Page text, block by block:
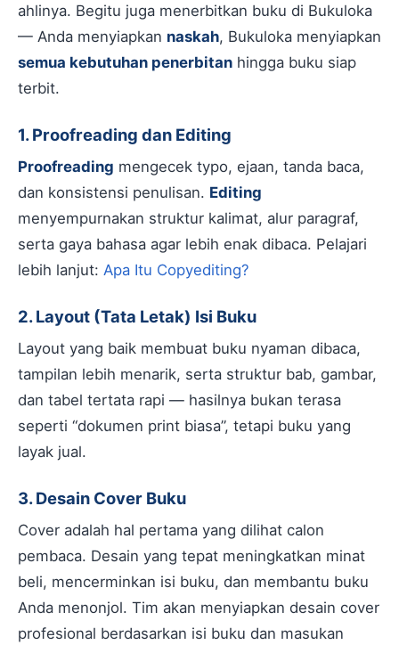
ahlinya. Begitu juga menerbitkan buku di Bukuloka
— Anda menyiapkan naskah, Bukuloka menyiapkan
semua kebutuhan penerbitan hingga buku siap
terbit.
1. Proofreading dan Editing
Proofreading mengecek typo, ejaan, tanda baca,
dan konsistensi penulisan. Editing
menyempurnakan struktur kalimat, alur paragraf,
serta gaya bahasa agar lebih enak dibaca. Pelajari
lebih lanjut: Apa Itu Copyediting?
2. Layout (Tata Letak) Isi Buku
Layout yang baik membuat buku nyaman dibaca,
tampilan lebih menarik, serta struktur bab, gambar,
dan tabel tertata rapi — hasilnya bukan terasa
seperti “dokumen print biasa”, tetapi buku yang
layak jual.
3. Desain Cover Buku
Cover adalah hal pertama yang dilihat calon
pembaca. Desain yang tepat meningkatkan minat
beli, mencerminkan isi buku, dan membantu buku
Anda menonjol. Tim akan menyiapkan desain cover
profesional berdasarkan isi buku dan masukan